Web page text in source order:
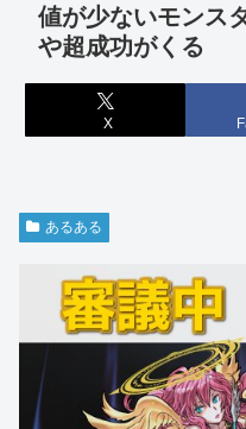
値が少ないモンス
や超成功がくる
X
あるある